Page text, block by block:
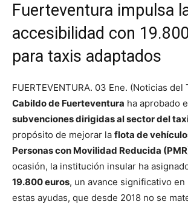
Fuerteventura impulsa
accesibilidad con
para taxis adaptados
FUERTEVENTURA. 03 Ene. (Noticias del
Cabildo de Fuerteventura ha aprobado
subvenciones dirigidas al sector del
propósito de mejorar la flota de
Personas con Movilidad Reducida
ocasión, la institución insular ha
19.800 euros, un avance significativo
estas ayudas, que desde 2018 no se